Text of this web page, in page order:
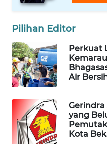
Pilihan Editor
Perkuat
Air
yang
Kota
PLN
MKLI
LKKI
KOPEKLIN